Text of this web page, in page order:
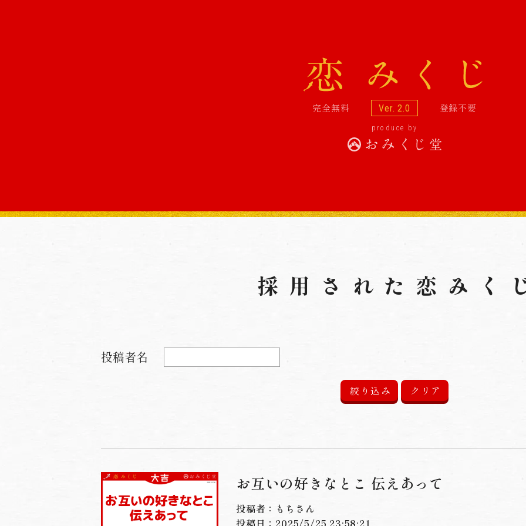
完全無料 Ver. 2.0 登録不要
produce by
採用された恋みく
投稿者名
お互いの好きなとこ 伝えあって
投稿者：もちさん
投稿日：2025/5/25 23:58:21